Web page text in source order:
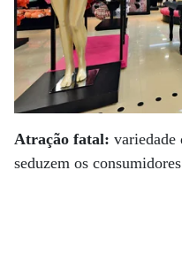
Atração fatal: variedade
seduzem os consumidores